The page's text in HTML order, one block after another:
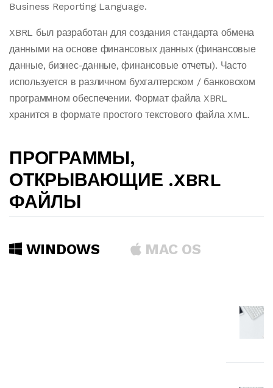
Business Reporting Language.
XBRL был разработан для создания стандарта обмена
данными на основе финансовых данных (финансовые
данные, бизнес-данные, финансовые отчеты). Часто
используется в различном бухгалтерском / банковском
программном обеспечении. Формат файла XBRL
хранится в формате простого текстового файла XML.
ПРОГРАММЫ,
ОТКРЫВАЮЩИЕ .XBRL
ФАЙЛЫ
WINDOWS MAC OS